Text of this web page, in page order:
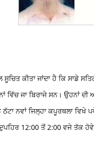
ਕੀਤਾ ਜਾਂਦਾ ਹੈ ਕਿ ਸਾਡੇ
ਵਿੱਚ ਜਾ ਬਿਰਾਜੇ ਸਨ। ਉਹਨਾਂ
ਠੱਟਾ ਨਵਾਂ ਜਿਲ੍ਹਾ ਕਪੂਰਥਲਾ
12:00 ਤੋਂ 2:00 ਵਜੇ ਤੱਕ